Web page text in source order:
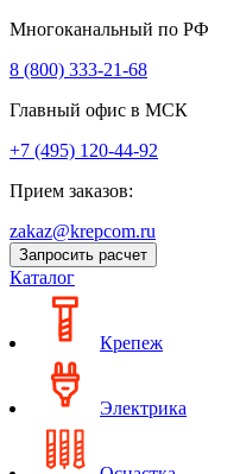
Многоканальный по РФ
8 (800) 333‑21-68
Главный офис в МСК
+7 (495) 120-44-92
Прием заказов:
zakaz@krepcom.ru
Запросить расчет
Каталог
Крепеж
Электрика